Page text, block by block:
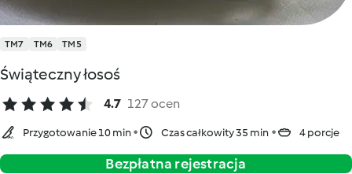
TM7 TM6 TM5
Świąteczny łosoś
4.7 127 ocen
Przygotowanie 10 min Czas całkowity 35 min 4 porcje
Bezpłatna rejestracja